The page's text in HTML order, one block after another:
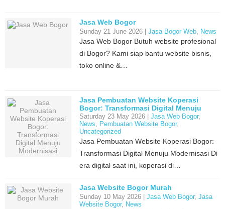
Jasa Web Bogor
Sunday 21 June 2026 | Jasa Bogor Web, News
Jasa Web Bogor Butuh website profesional
di Bogor? Kami siap bantu website bisnis,
toko online &…
Jasa Pembuatan Website Koperasi
Bogor: Transformasi Digital Menuju
Modernisasi
Saturday 23 May 2026 | Jasa Web Bogor,
News, Pembuatan Website Bogor,
Uncategorized
Jasa Pembuatan Website Koperasi Bogor:
Transformasi Digital Menuju Modernisasi Di
era digital saat ini, koperasi di…
Jasa Website Bogor Murah
Sunday 10 May 2026 | Jasa Web Bogor, Jasa
Website Bogor, News